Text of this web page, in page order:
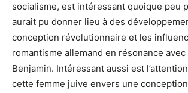
socialisme, est intéressant quoique peu
aurait pu donner lieu à des
conception révolutionnaire et les
romantisme allemand en résonance avec
Benjamin. Intéressant aussi est
cette femme juive envers une